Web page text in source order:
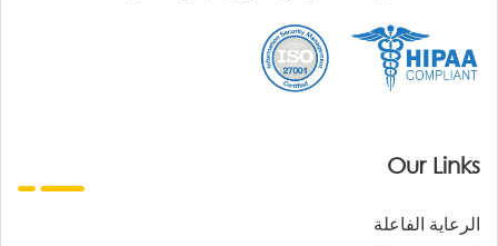
Our Links
الرعاية الفاعلة